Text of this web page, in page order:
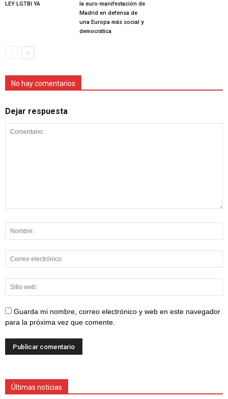
LEY LGTBI YA
la euro-manifestación de
Madrid en defensa de
una Europa más social y
democrática
No hay comentarios
Dejar respuesta
Guarda mi nombre, correo electrónico y web en este navegador
para la próxima vez que comente.
Últimas noticias